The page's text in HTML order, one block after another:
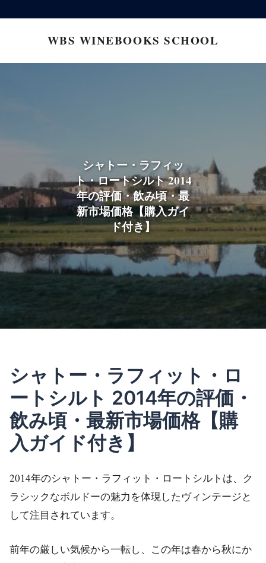
ン
WBS WINEBOOKS SCHOOL
シャトー・ラフィッ
ト・ロートシルト 2014
年の評価・飲み頃・最
新市場価格【購入ガイ
ド付き】
シャトー・ラフィット・ロ
ートシルト 2014年の評価・
飲み頃・最新市場価格【購
入ガイド付き】
2014年のシャトー・ラフィット・ロートシルトは、ク
ラシックなボルドーの魅力を体現したヴィンテージと
して注目されています。
前年の厳しい気候から一転し、この年は春から秋にか